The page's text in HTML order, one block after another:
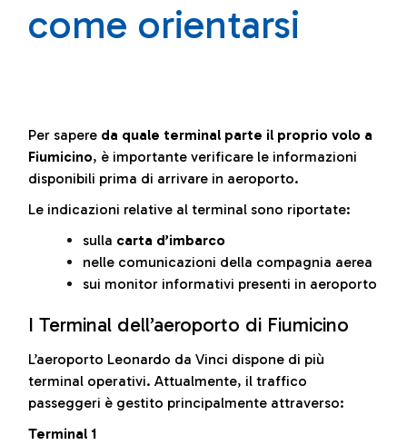
come orientarsi
Per sapere da quale terminal parte il proprio volo a
Fiumicino, è importante verificare le informazioni
disponibili prima di arrivare in aeroporto.
Le indicazioni relative al terminal sono riportate:
sulla carta d’imbarco
nelle comunicazioni della compagnia aerea
sui monitor informativi presenti in aeroporto
I Terminal dell’aeroporto di Fiumicino
L’aeroporto Leonardo da Vinci dispone di più
terminal operativi. Attualmente, il traffico
passeggeri è gestito principalmente attraverso:
Terminal 1